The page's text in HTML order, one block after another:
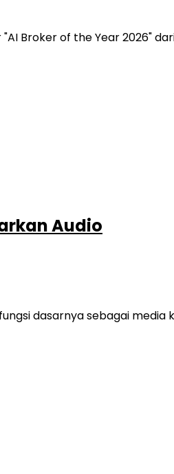
Broker of the Year 2026"
Audio
dasarnya sebagai